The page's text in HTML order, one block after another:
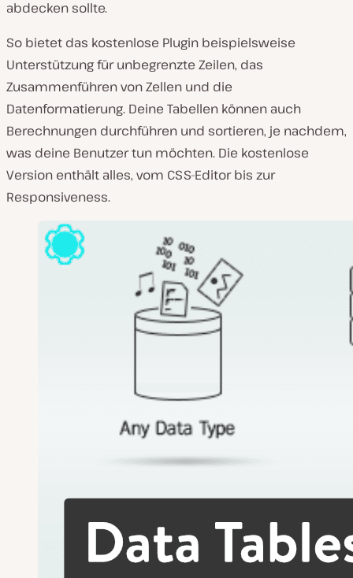
abdecken sollte.
So bietet das kostenlose Plugin beispielsweise
Unterstützung für unbegrenzte Zeilen, das
Zusammenführen von Zellen und die
Datenformatierung. Deine Tabellen können auch
Berechnungen durchführen und sortieren, je nachdem,
was deine Benutzer tun möchten. Die kostenlose
Version enthält alles, vom CSS-Editor bis zur
Responsiveness.